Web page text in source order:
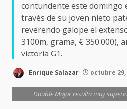
contundente este domingo
través de su joven nieto
reverendo galope el extenso
3100m, grama, € 350.000),
victoria G1.
Enrique Salazar octubre 29,
Double Major resultó muy